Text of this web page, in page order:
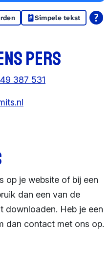
en
Simpele tekst
pers
387 531
op je website of bij een
dan een van de
downloaden. Heb je een
dan contact met ons op.